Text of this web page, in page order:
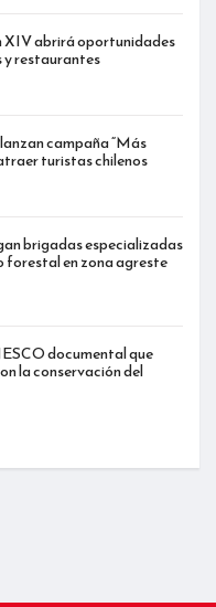
XIV abrirá oportunidades
y restaurantes
campaña “Más
turistas chilenos
brigadas especializadas
en zona agreste
documental que
la conservación del